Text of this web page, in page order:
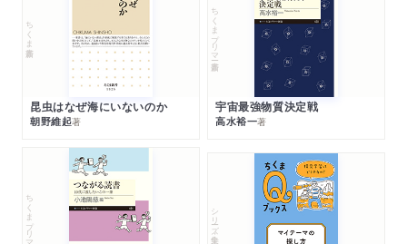
ちくま新書
昆虫はなぜ海にいないのか
朝野維起著
ちくまプリマー新書
宇宙最強物質決定戦
高水裕一著
ちくまプリマー新書 シリーズ・全集